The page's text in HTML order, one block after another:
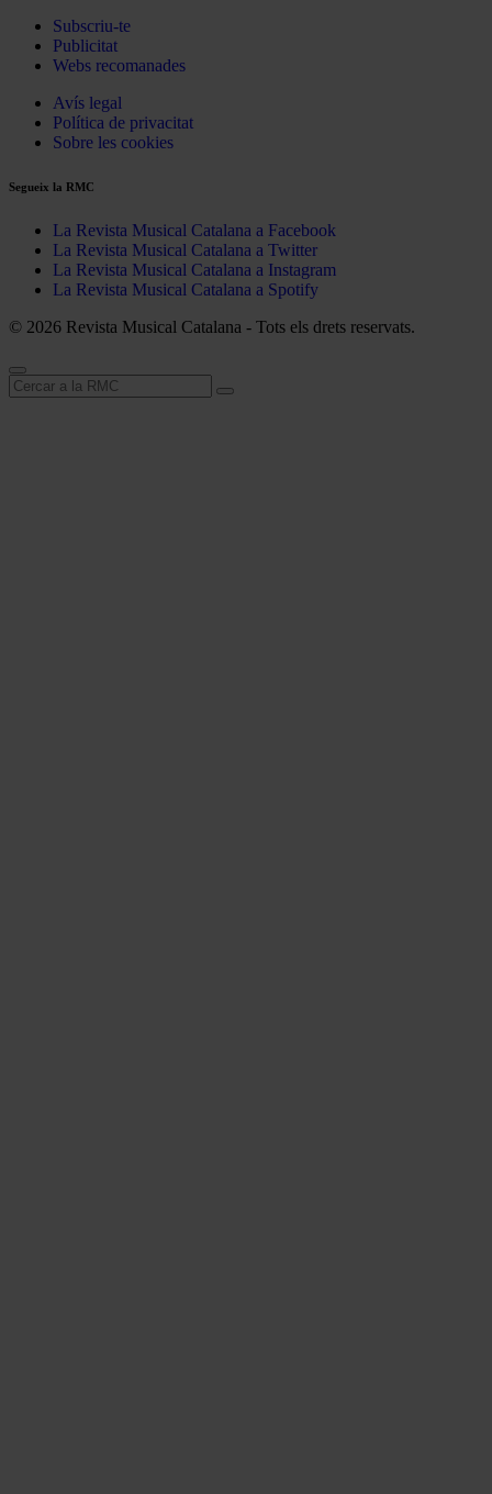
Subscriu-te
Publicitat
Webs recomanades
Avís legal
Política de privacitat
Sobre les cookies
Segueix la RMC
La Revista Musical Catalana a Facebook
La Revista Musical Catalana a Twitter
La Revista Musical Catalana a Instagram
La Revista Musical Catalana a Spotify
© 2026 Revista Musical Catalana - Tots els drets reservats.
Cerca